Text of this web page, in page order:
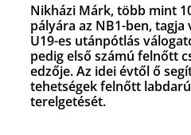
Nikházi Márk, több mint
pályára az NB1-ben, tagja
U19-es utánpótlás
pedig első számú felnőtt
edzője. Az idei évtől ő
tehetségek felnőtt
terelgetését.